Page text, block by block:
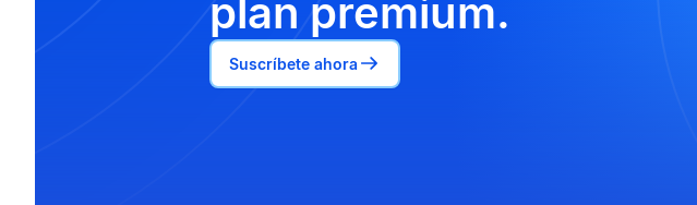
plan premium.
Suscríbete ahora